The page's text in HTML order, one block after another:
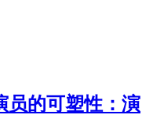
员的可塑性：演